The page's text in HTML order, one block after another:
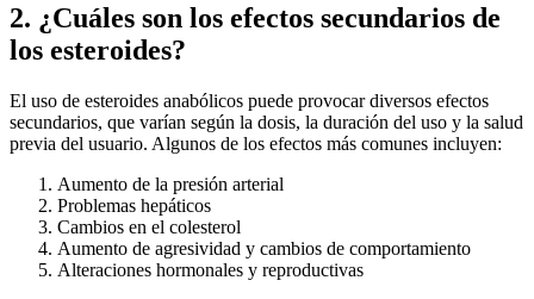
2. ¿Cuáles son los efectos secundarios de
los esteroides?
El uso de esteroides anabólicos puede provocar diversos efectos
secundarios, que varían según la dosis, la duración del uso y la salud
previa del usuario. Algunos de los efectos más comunes incluyen:
Aumento de la presión arterial
Problemas hepáticos
Cambios en el colesterol
Aumento de agresividad y cambios de comportamiento
Alteraciones hormonales y reproductivas